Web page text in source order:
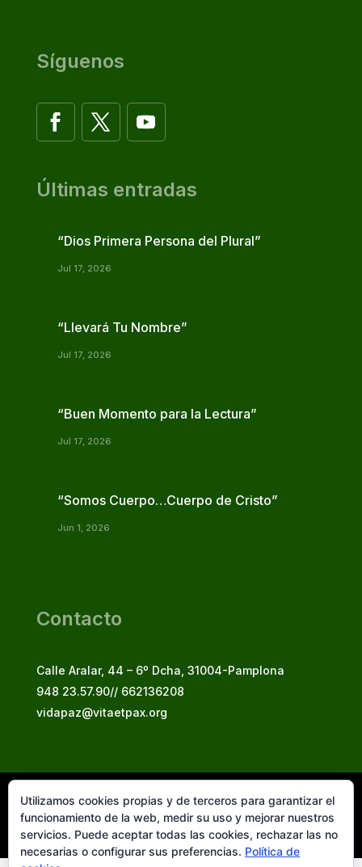
Síguenos
Últimas entradas
“Dios Primera Persona del Plural”
Jul 17, 2026
“Llevará Tu Nombre”
Jul 17, 2026
“Buen Momento para la Lectura”
Jul 17, 2026
“Somos Cuerpo…Cuerpo de Cristo”
Jun 1, 2026
Contacto
Calle Aralar, 44 – 6º Dcha, 31004-Pamplona
948 23.57.90// 662136208
vidapaz@vitaetpax.org
Vita et Pax, 2025
© Instituto Secular Vita et Pax in Christo Jesu
Utilizamos cookies propias y de terceros para garantizar el
funcionamiento de la web, medir su uso y mejorar nuestros
servicios. Puede aceptar todas las cookies, rechazar las no
necesarias o configurar sus preferencias. Política de